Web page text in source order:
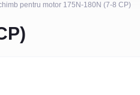
pentru motor 175N-180N (7-8 CP)